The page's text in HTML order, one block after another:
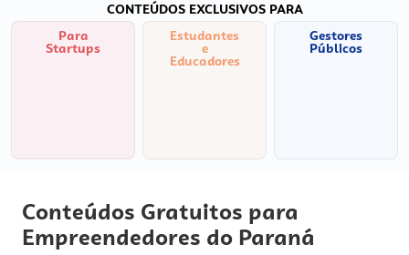
CONTEÚDOS EXCLUSIVOS PARA
Para
Startups
Estudantes
e
Educadores
Gestores
Públicos
Conteúdos Gratuitos para
Empreendedores do Paraná